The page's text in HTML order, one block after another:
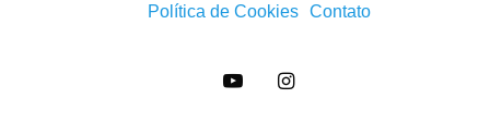
Política de Cookies Contato
YouTubeInstagram